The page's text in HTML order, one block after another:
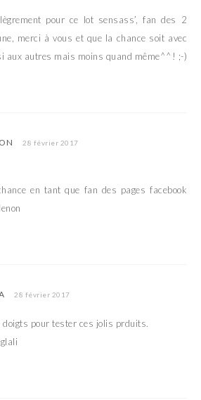
pour ce lot sensass’, fan des 2
merci à vous et que la chance soit avec
autres mais moins quand même^^! ;-)
28 février 2017
en tant que fan des pages facebook
28 février 2017
pour tester ces jolis prduits.